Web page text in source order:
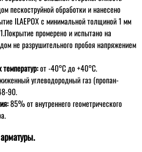
пескоструйной обработки и нанесено
ILAEPOX с минимальной толщиной 1 мм
промерено и испытано на
не разрушительного пробоя напряжением
от -40°C до +40°C.
углеводородный газ (пропан-
90.
85% от внутреннего геометрического